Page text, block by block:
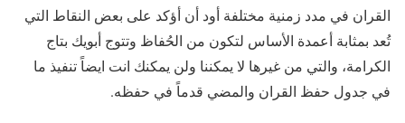
القران في مدد زمنية مختلفة أود أن أؤكد على بعض النقاط التي
تُعد بمثابة أعمدة الأساس لتكون من الحُفاظ وتتوج أبويك بتاج
الكرامة، والتي من غيرها لا يمكننا ولن يمكنك انت ايضاً تنفيذ ما
في جدول حفظ القران والمضي قدماً في حفظه.